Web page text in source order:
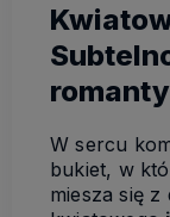
W sercu
bukiet, w
miesza się z